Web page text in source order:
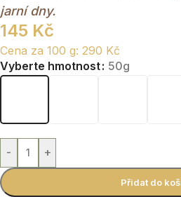
jarní dny.
145 Kč
Cena za 100 g: 290 Kč
Vyberte hmotnost 50g
- +
Přidat do